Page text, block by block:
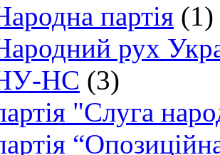
партія (1)
рух
НС (3)
"Слуга